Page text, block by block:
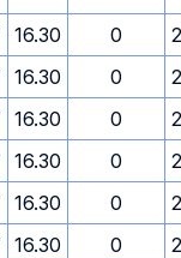
16.30 0
16.30 0
16.30 0
16.30 0
16.30 0
16.30 0